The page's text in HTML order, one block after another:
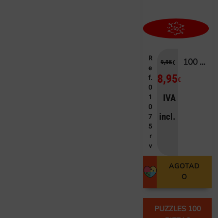
R
e
f.
0
1
0
7
5
r
v
9,95€
8,95€
IVA
incl.
100 POKÉMON
AGOTAD
O
PUZZLES 100